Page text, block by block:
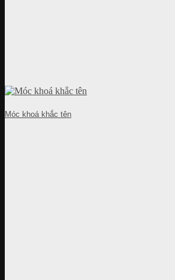
Móc khoá khắc tên